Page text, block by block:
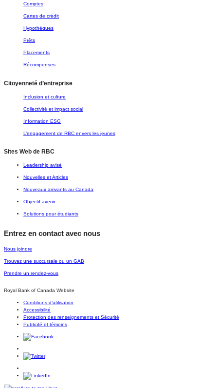
Comptes
Cartes de crédit
Hypothèques
Prêts
Placements
Récompenses
Citoyenneté d’entreprise
Inclusion et culture
Collectivité et impact social
Information ESG
L’engagement de RBC envers les jeunes
Sites Web de RBC
Leadership avisé
Nouvelles et Articles
Nouveaux arrivants au Canada
Objectif avenir
Solutions pour étudiants
Entrez en contact avec nous
Nous joindre
Trouvez une succursale ou un GAB
Prendre un rendez-vous
Royal Bank of Canada Website
Conditions d’utilisation
Accessibilité
Protection des renseignements et Sécurité
Publicité et témoins